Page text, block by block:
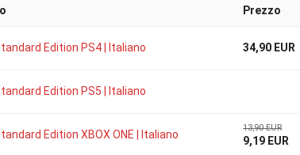
Prezzo
Edition PS4 | Italiano 34,90 EUR
Edition PS5 | Italiano
Edition XBOX ONE | Italiano
13,90 EUR
9,19 EUR